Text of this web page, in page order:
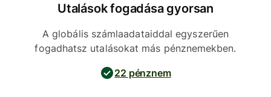
Utalások fogadása gyorsan
A globális számlaadataiddal egyszerűen
fogadhatsz utalásokat más pénznemekben.
22 pénznem